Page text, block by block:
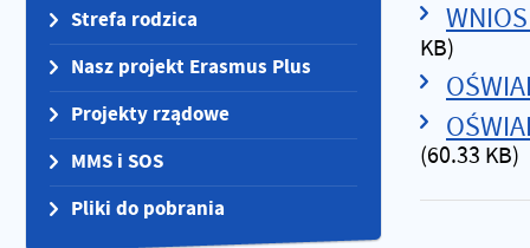
Strefa rodzica
Nasz projekt Erasmus Plus
Projekty rządowe
MMS i SOS
Pliki do pobrania
KB)
(60.33 KB)